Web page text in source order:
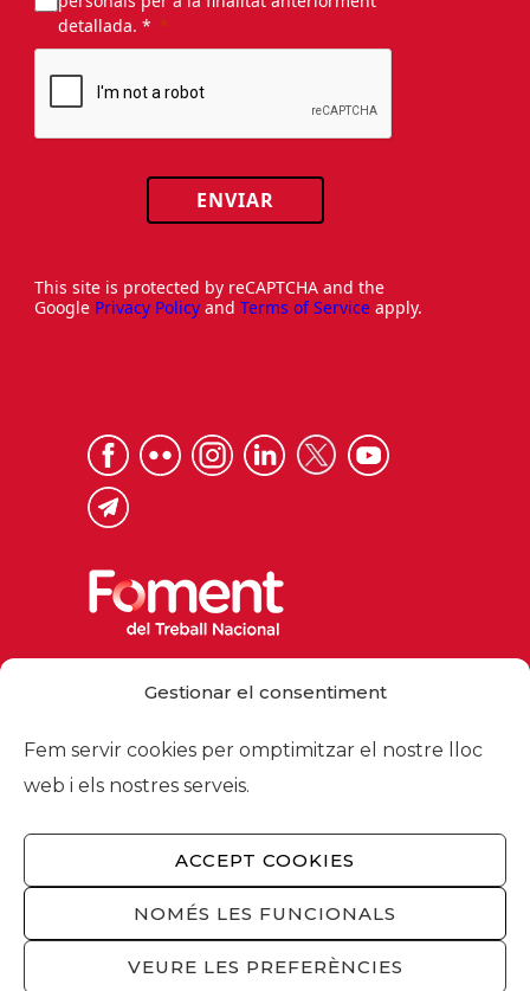
Gestionar el consentiment
Fem servir cookies per omptimitzar el nostre lloc
web i els nostres serveis.
ACCEPT COOKIES
NOMÉS LES FUNCIONALS
VEURE LES PREFERÈNCIES
detallada. *
ENVIAR
This site is protected by reCAPTCHA and the
Google Privacy Policy and Terms of Service apply.
foment@foment.com
© 2026 - Foment del Treball Nacional
Nosaltres
privacitat/ Política cookies/Privacitat